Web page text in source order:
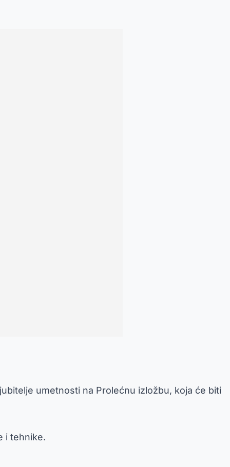
umetnosti na Prolećnu izložbu, koja će biti
i tehnike.